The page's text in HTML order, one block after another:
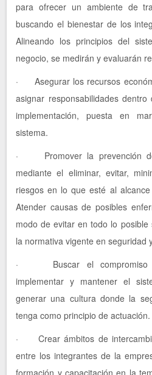
para ofrecer un ambiente de
buscando el bienestar de los
Alineando los principios del
negocio, se medirán y evaluarán
· Asegurar los recursos
asignar responsabilidades
implementación, puesta en
sistema.
· Promover la prevención
mediante el eliminar, evitar,
riesgos en lo que esté al
Atender causas de posibles
modo de evitar en todo lo
la normativa vigente en seguridad
· Buscar el compromiso
implementar y mantener el
generar una cultura donde la
tenga como principio de actuación.
· Crear ámbitos de
entre los integrantes de la